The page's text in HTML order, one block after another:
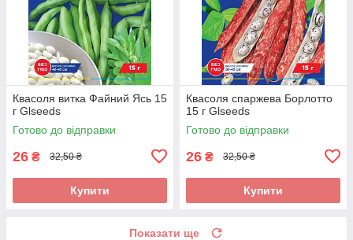
Квасоля витка Файний Ясь 15
г Glseeds
Готово до відправки
26 ₴ 32,50 ₴
Купити
Квасоля спаржева Борлотто
15 г Glseeds
Готово до відправки
26 ₴ 32,50 ₴
Купити
Показати ще